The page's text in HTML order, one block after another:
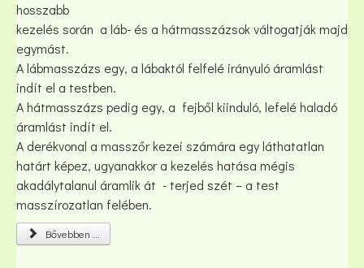
hosszabb
kezelés során a láb- és a hátmasszázsok váltogatják majd
egymást.
A lábmasszázs egy, a lábaktól felfelé irányuló áramlást
indít el a testben.
A hátmasszázs pedig egy, a fejből kiinduló, lefelé haladó
áramlást indít el.
A derékvonal a masszőr kezei számára egy láthatatlan
határt képez, ugyanakkor a kezelés hatása mégis
akadálytalanul áramlik át - terjed szét – a test
masszírozatlan felében.
Bővebben ...